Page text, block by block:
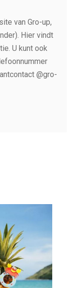
van Gro-up,
Hier vindt
U kunt ook
@gro-